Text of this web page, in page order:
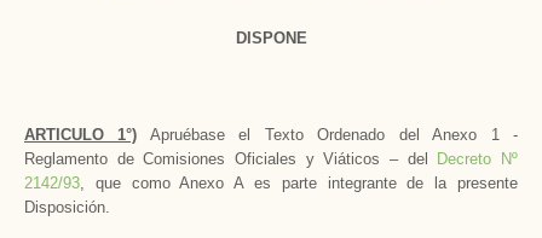
DISPONE
ARTICULO 1°) Apruébase el Texto Ordenado del Anexo 1 -
Reglamento de Comisiones Oficiales y Viáticos – del
Decreto Nº
2142/93, que como Anexo A es parte integrante de la presente
Disposición.